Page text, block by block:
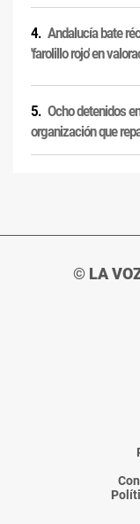
Andalucía bate
'farolillo rojo' en
Ocho detenidos
organización que
© LA